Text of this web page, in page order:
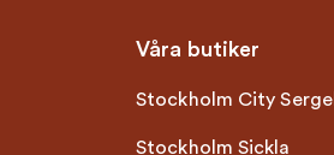
Våra butiker
Stockholm City Sergel
Stockholm Sickla